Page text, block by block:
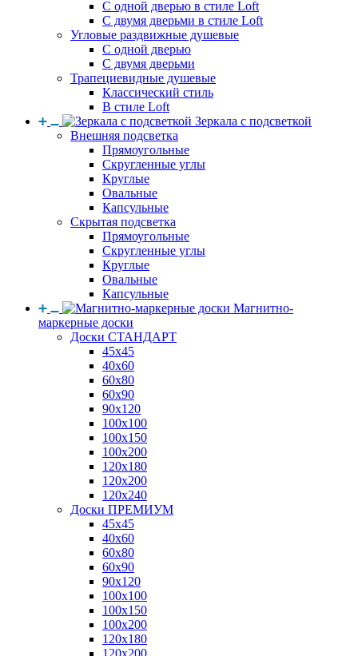
С одной дверью в стиле Loft
С двумя дверьми в стиле Loft
Угловые раздвижные душевые
С одной дверью
С двумя дверьми
Трапециевидные душевые
Классический стиль
В стиле Loft
Зеркала с подсветкой
Внешняя подсветка
Прямоугольные
Скругленные углы
Круглые
Овальные
Капсульные
Скрытая подсветка
Прямоугольные
Скругленные углы
Круглые
Овальные
Капсульные
Магнитно-
маркерные доски
Доски СТАНДАРТ
45x45
40x60
60x80
60x90
90x120
100x100
100x150
100x200
120x180
120x200
120x240
Доски ПРЕМИУМ
45x45
40x60
60x80
60x90
90x120
100x100
100x150
100x200
120x180
120x200